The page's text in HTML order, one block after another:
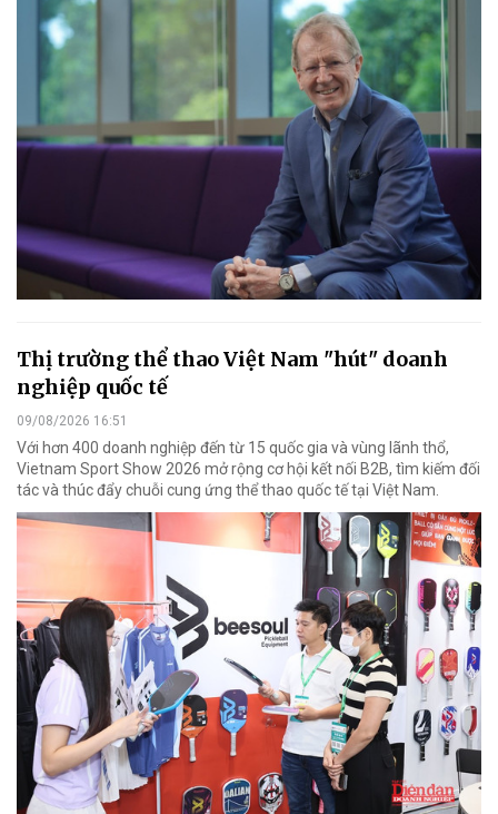
Thị trường thể thao Việt Nam "hút" doanh
nghiệp quốc tế
09/08/2026 16:51
Với hơn 400 doanh nghiệp đến từ 15 quốc gia và vùng lãnh thổ,
Vietnam Sport Show 2026 mở rộng cơ hội kết nối B2B, tìm kiếm đối
tác và thúc đẩy chuỗi cung ứng thể thao quốc tế tại Việt Nam.